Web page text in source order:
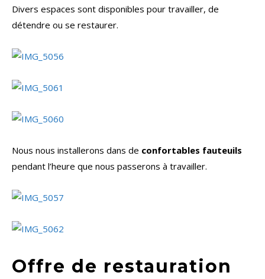
Divers espaces sont disponibles pour travailler, de
détendre ou se restaurer.
Nous nous installerons dans de confortables fauteuils
pendant l’heure que nous passerons à travailler.
Offre de restauration